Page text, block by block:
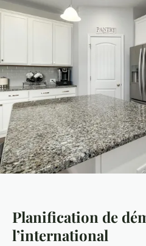
Planification de
l’international